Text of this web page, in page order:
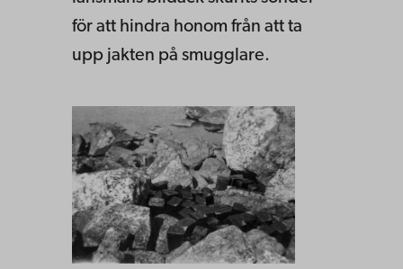
för att hindra honom från att ta
upp jakten på smugglare.